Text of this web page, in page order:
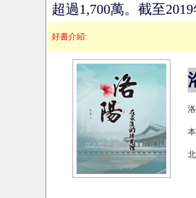
超過1,700萬。截至
好書介紹: